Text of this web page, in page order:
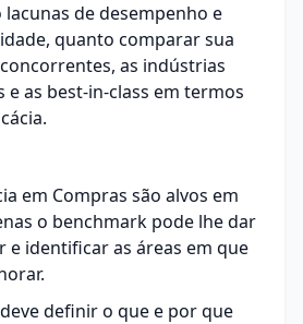
de desempenho e
quanto comparar sua
as indústrias
as best-in-class em termos
em Compras são alvos em
o benchmark pode lhe dar
e identificar as áreas em que
definir o que e por que